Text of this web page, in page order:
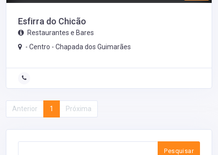
Esfirra do Chicão
Restaurantes e Bares
- Centro - Chapada dos Guimarães
Anterior 1 Próxima
Pesquisar